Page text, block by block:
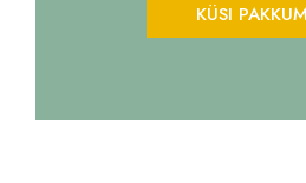
KÜSI